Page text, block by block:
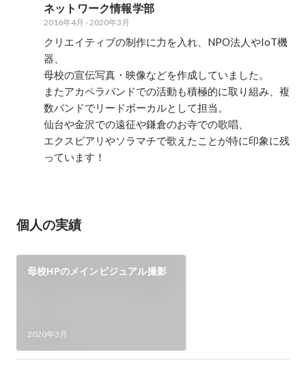
ネットワーク情報学部
2016年4月 -2020年3月
クリエイティブの制作に力を入れ、NPO法人やIoT機
器、
母校の宣伝写真・映像などを作成していました。
またアカペラバンドでの活動も積極的に取り組み、複
数バンドでリードボーカルとして担当。
仙台や金沢での遠征や鎌倉のお寺での歌唱、
エクスピアリやソラマチで歌えたことが特に印象に残
っています！
個人の実績
母校HPのメインビジュアル撮影
2020年3月